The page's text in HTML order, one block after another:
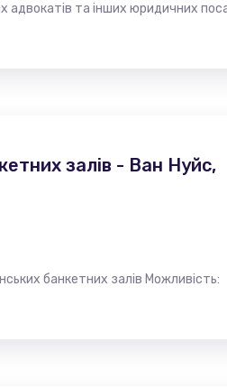
та інших юридичних
залів - Ван Нуйс,
банкетних залів Можливість: